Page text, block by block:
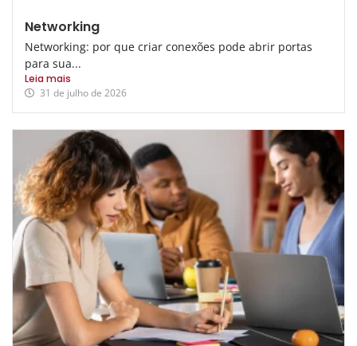
Networking
Networking: por que criar conexões pode abrir portas
para sua...
Leia mais
31 de julho de 2026